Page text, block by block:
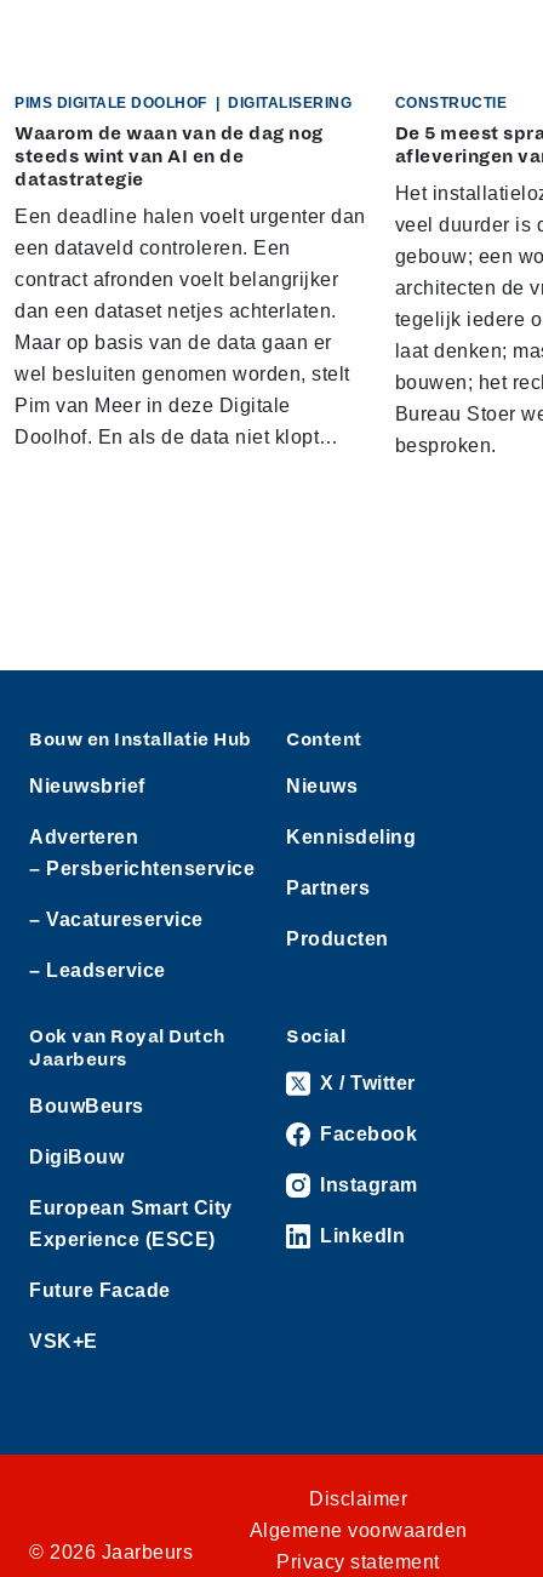
PIMS DIGITALE DOOLHOF DIGITALISERING
Waarom de waan van de dag nog
steeds wint van AI en de
datastrategie
Een deadline halen voelt urgenter dan
een dataveld controleren. Een
contract afronden voelt belangrijker
dan een dataset netjes achterlaten.
Maar op basis van de data gaan er
wel besluiten genomen worden, stelt
Pim van Meer in deze Digitale
Doolhof. En als de data niet klopt…
CONSTRUCTIE
De 5 meest
afleveringen
Het
veel duurder is
gebouw; een
architecten de
tegelijk iedere
laat denken;
bouwen; het
Bureau Stoer
besproken.
Bouw en Installatie Hub
Nieuwsbrief
Adverteren
– Persberichtenservice
– Vacatureservice
– Leadservice
Content
Nieuws
Kennisdeling
Partners
Producten
Ook van Royal Dutch
Jaarbeurs
BouwBeurs
DigiBouw
European Smart City
Experience (ESCE)
Future Facade
VSK+E
Social
X / Twitter
Facebook
Instagram
LinkedIn
© 2026 Jaarbeurs
Disclaimer
Algemene voorwaarden
Privacy statement